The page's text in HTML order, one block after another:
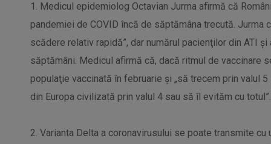
1. Medicul epidemiolog Octavian Jurma afirmă că
pandemiei de COVID încă de săptămâna trecută. Jurma
scădere relativ rapidă”, dar numărul pacienţilor din ATI
săptămâni. Medicul afirmă că, dacă ritmul de vaccinare
populaţie vaccinată în februarie şi „să trecem prin valul
din Europa civilizată prin valul 4 sau să îl evităm cu
2. Varianta Delta a coronavirusului se poate transmite